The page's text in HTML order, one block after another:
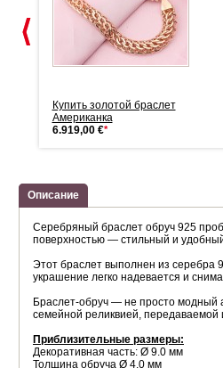
Купить золотой браслет
Американка
6.919,00 €*
Описание
Серебряный браслет обруч 925
поверхностью — стильный и
Этот браслет выполнен из серебра
украшение легко надевается и
Браслет‑обруч — не просто модный
семейной реликвией, передаваемой
Приблизительные размеры:
Декоративная часть: Ø 9.0 мм
Толщина обруча Ø 4.0 мм